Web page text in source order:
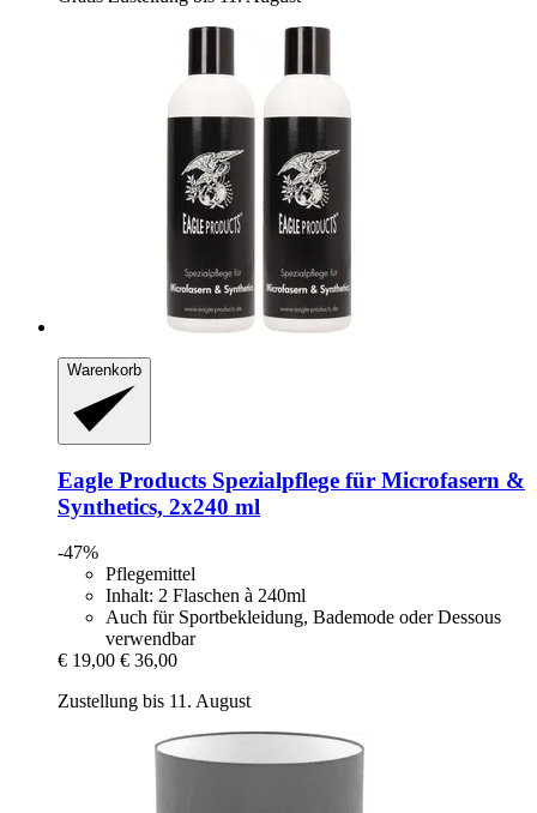
Warenkorb
Eagle Products Spezialpflege für Microfasern &
Synthetics, 2x240 ml
-47%
Pflegemittel
Inhalt: 2 Flaschen à 240ml
Auch für Sportbekleidung, Bademode oder Dessous
verwendbar
€ 19,00 € 36,00
Zustellung bis 11. August